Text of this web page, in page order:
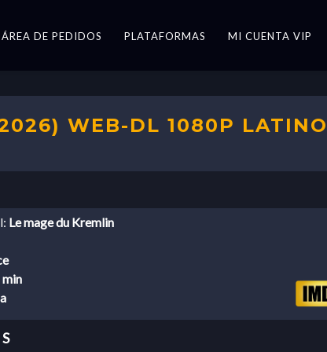
ÁREA DE PEDIDOS PLATAFORMAS MI CUENTA VIP
WEB-DL 1080P
Le mage du Kremlin